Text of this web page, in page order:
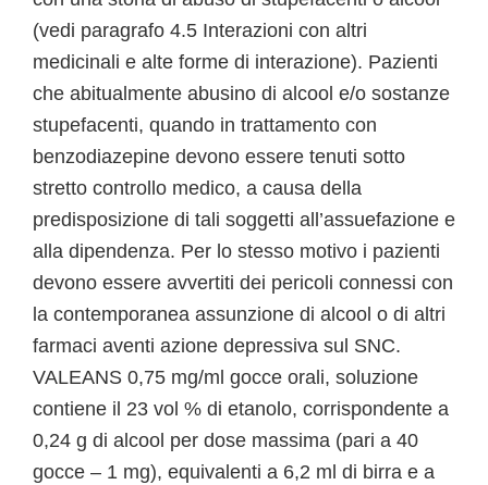
(vedi paragrafo 4.5 Interazioni con altri
medicinali e alte forme di interazione). Pazienti
che abitualmente abusino di alcool e/o sostanze
stupefacenti, quando in trattamento con
benzodiazepine devono essere tenuti sotto
stretto controllo medico, a causa della
predisposizione di tali soggetti all’assuefazione e
alla dipendenza. Per lo stesso motivo i pazienti
devono essere avvertiti dei pericoli connessi con
la contemporanea assunzione di alcool o di altri
farmaci aventi azione depressiva sul SNC.
VALEANS 0,75 mg/ml gocce orali, soluzione
contiene il 23 vol % di etanolo, corrispondente a
0,24 g di alcool per dose massima (pari a 40
gocce – 1 mg), equivalenti a 6,2 ml di birra e a